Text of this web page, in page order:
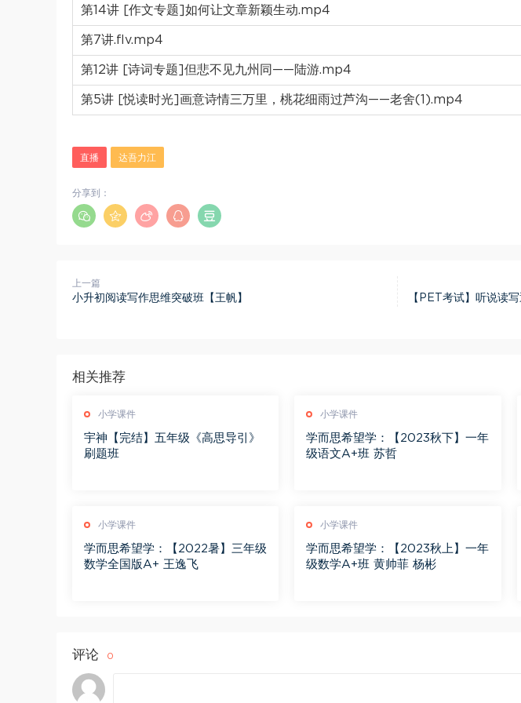
第14讲 [作文专题]如何让文章新颖生动.mp4
第7讲.flv.mp4
第12讲 [诗词专题]但悲不见九州同——陆游.mp4
第5讲 [悦读时光]画意诗情三万里，桃花细雨过芦沟——老舍(1).mp4
直播 达吾力江
分享到：
上一篇
小升初阅读写作思维突破班【王帆】
【PET考试】听说读
相关推荐
小学课件
宇神【完结】五年级《高思导引》
刷题班
小学课件
学而思希望学：【2023秋下】一年
级语文A+班 苏哲
小学课件
学而思希望学：【2022暑】三年级
数学全国版A+ 王逸飞
小学课件
学而思希望学：【2023秋上】一年
级数学A+班 黄帅菲 杨彬
评论 0